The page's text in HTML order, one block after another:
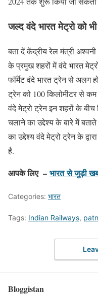
जल्द वंदे भारत मेट्रो को
बता दें केंद्रीय रेल मंत्री
के प्रमुख शहरों में वंदे भारत
फॉर्मेट वंदे भारत ट्रेन से अलग
ट्रेन को 100 किलोमीटर से कम
वंदे मेट्रो ट्रेन इन शहरों के
चलाने का उद्देश्य के बारे में
का उद्देश्य वंदे मेट्रो ट्रेन के
है.
आपके लिए – भारत से जुड़ी
Categories: भारत
Tags: Indian Railways,
Bloggistan